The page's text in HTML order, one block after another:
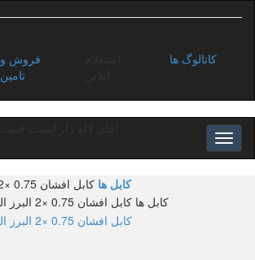
فروش و
تامین
کاتالوگ ها
کابل ها کابل افشان 0.75 ×2 البرز الکتریک نور